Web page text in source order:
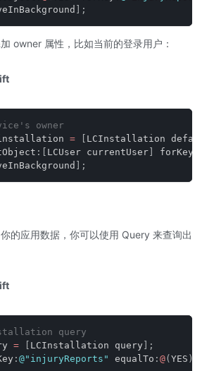
;
owner 属性，比如当前的登录用户：
owner
=
LCInstallation
: LCUser currentUser forKey
;
的应用数据，你可以使用 Query 来查询出
query
= LCInstallation query
;
: @"injuryReports" equalTo : @( YES )